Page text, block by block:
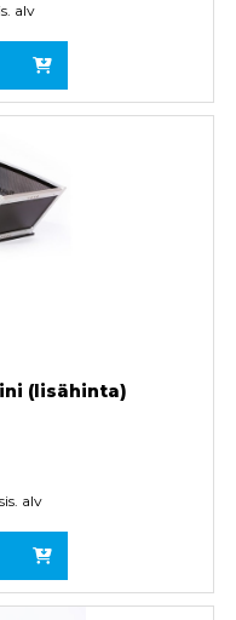
alv
(lisähinta)
sis. alv